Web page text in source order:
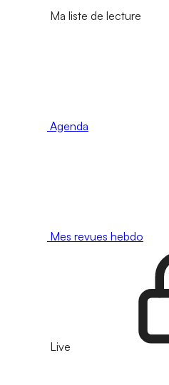
Ma liste de lecture
Agenda
Mes revues hebdo
Live